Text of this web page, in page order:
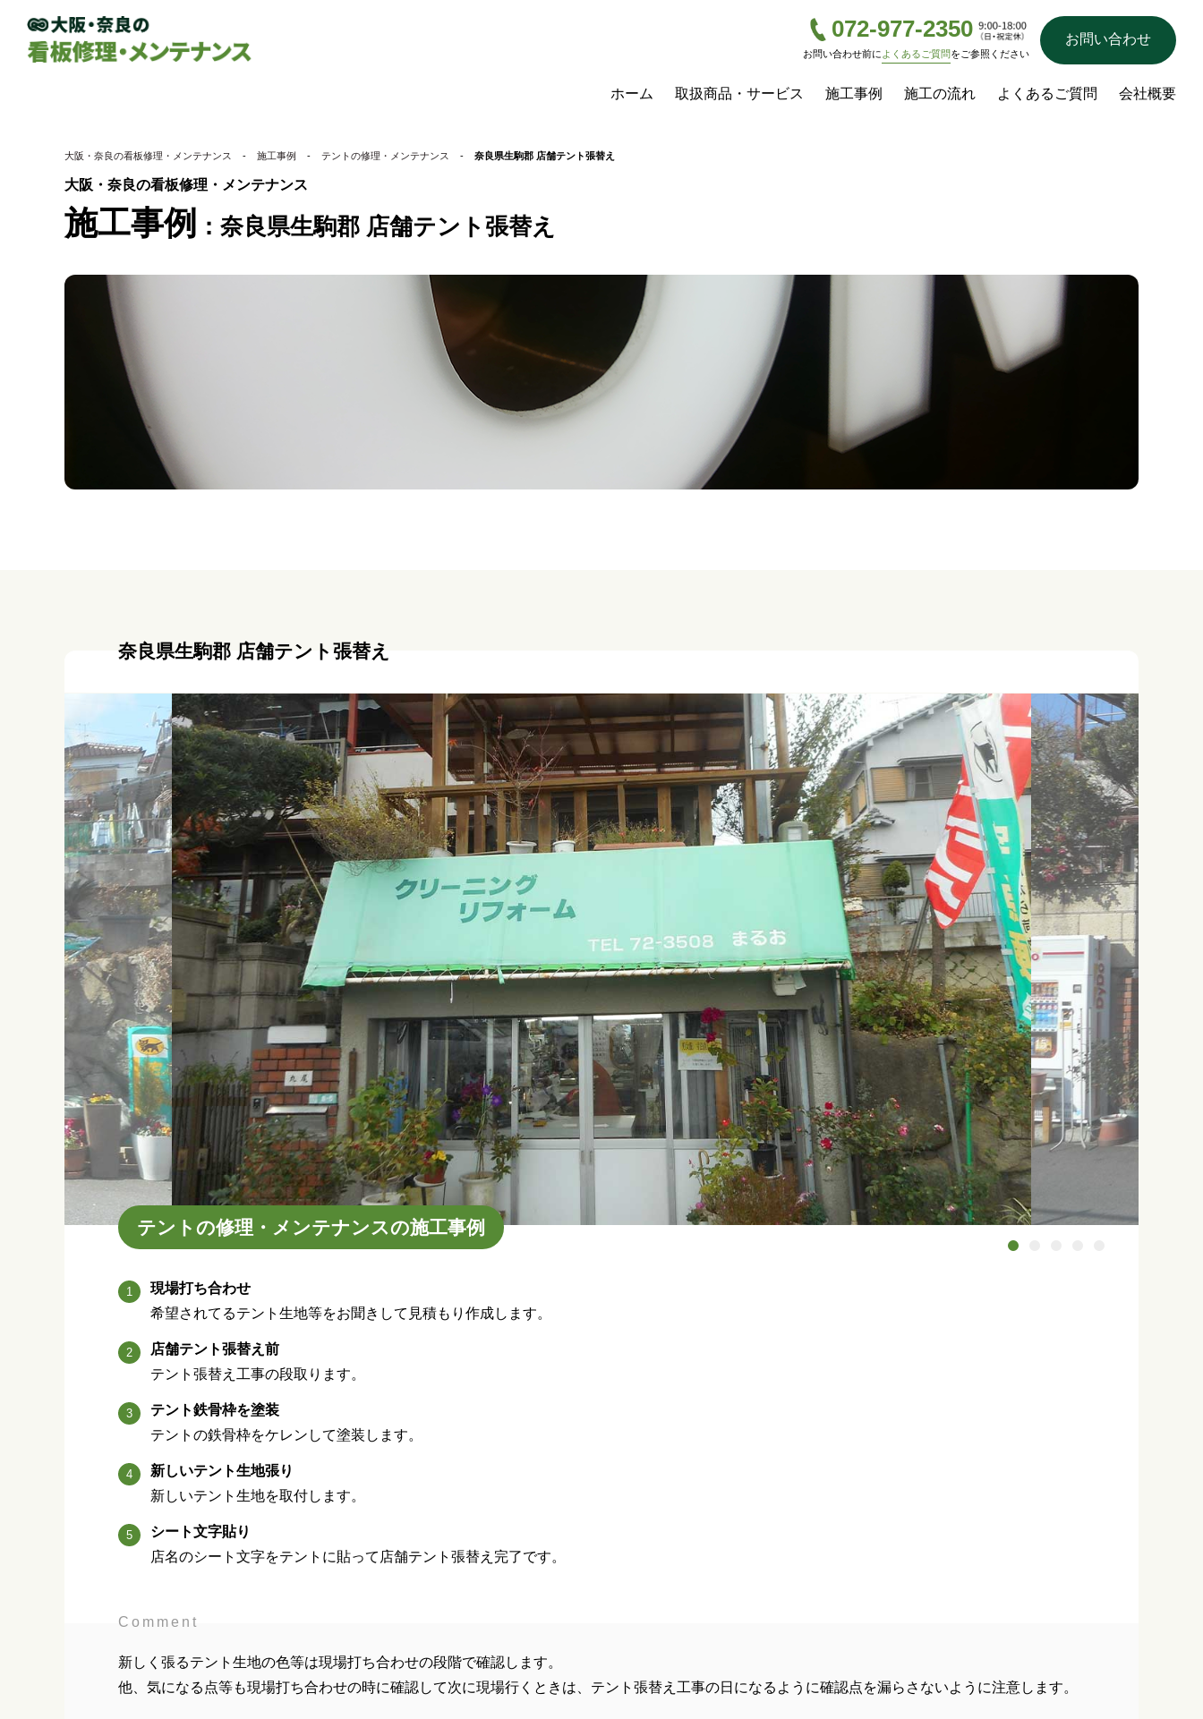
072-977-2350
お問い合わせ前に よくあるご質問をご参照ください
お問い合わせ
ホーム 取扱商品・サービス 施工事例 施工の流れ よくあるご質問 会社概要
大阪・奈良の看板修理・メンテナンス - 施工事例 - テントの修理・メンテナンス - 奈良県生駒郡 店舗テント張替え
大阪・奈良の看板修理・メンテナンス
施工事例 奈良県生駒郡 店舗テント張替え
奈良県生駒郡 店舗テント張替え
テントの修理・メンテナンスの施工事例
現場打ち合わせ
希望されてるテント生地等をお聞きして見積もり作成します。
店舗テント張替え前
テント張替え工事の段取ります。
テント鉄骨枠を塗装
テントの鉄骨枠をケレンして塗装します。
新しいテント生地張り
新しいテント生地を取付します。
シート文字貼り
店名のシート文字をテントに貼って店舗テント張替え完了です。
Comment
新しく張るテント生地の色等は現場打ち合わせの段階で確認します。
他、気になる点等も現場打ち合わせの時に確認して次に現場行くときは、テント張替え工事の日になるように確認点を漏らさないように注意します。